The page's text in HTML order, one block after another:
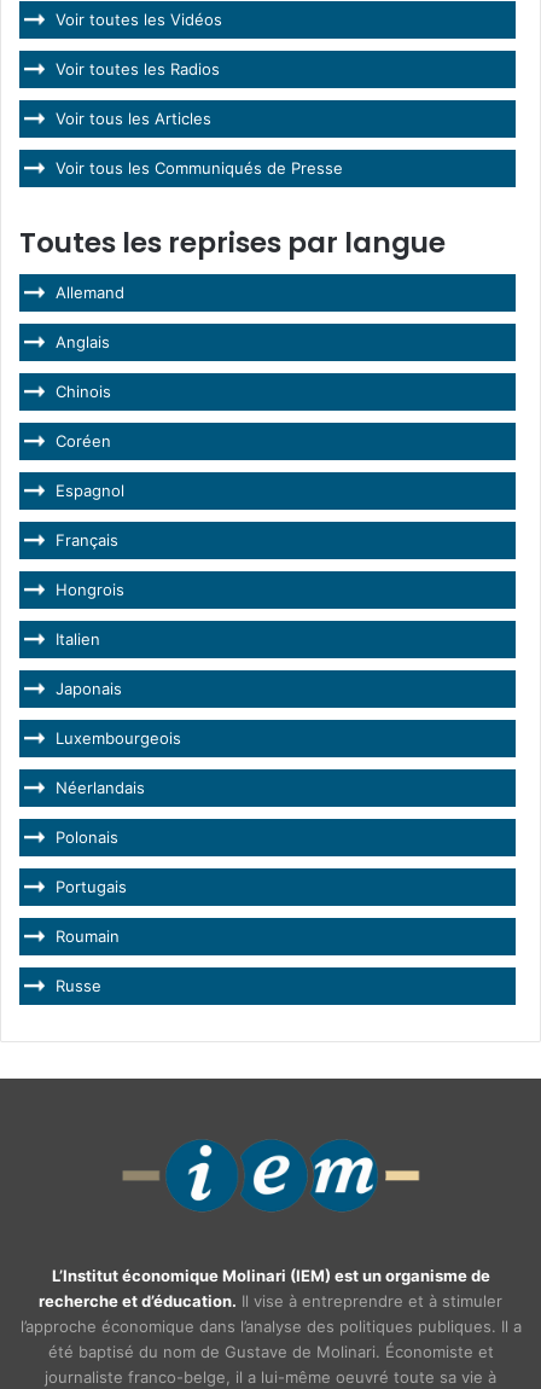
Voir toutes les Vidéos
Voir toutes les Radios
Voir tous les Articles
Voir tous les Communiqués de Presse
Toutes les reprises par langue
Allemand
Anglais
Chinois
Coréen
Espagnol
Français
Hongrois
Italien
Japonais
Luxembourgeois
Néerlandais
Polonais
Portugais
Roumain
Russe
L’Institut économique Molinari (IEM) est un organisme de
recherche et d’éducation. Il vise à entreprendre et à stimuler
l’approche économique dans l’analyse des politiques publiques. Il a
été baptisé du nom de Gustave de Molinari. Économiste et
journaliste franco-belge, il a lui-même oeuvré toute sa vie à